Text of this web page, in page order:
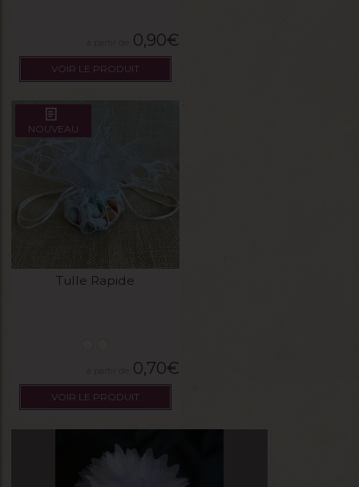
0,90€
VOIR LE PRODUIT
NOUVEAU
Tulle Rapide
0,70€
VOIR LE PRODUIT